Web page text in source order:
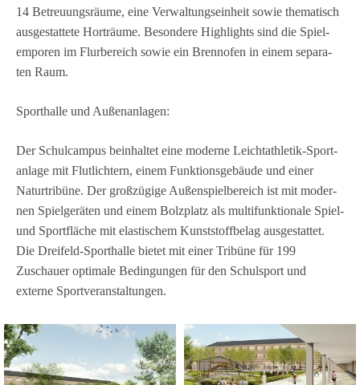
14 Betreu­ungs­räume, eine Ver­wal­tungs­ein­heit sowie the­ma­tisch
aus­ge­stat­tete Hort­räume. Beson­dere High­lights sind die Spiel­
em­po­ren im Flur­be­reich sowie ein Brenn­ofen in einem sepa­ra­
ten Raum.
Sport­halle und Außenanlagen:
Der Schul­cam­pus beinhal­tet eine moderne Leicht­ath­le­tik-Sport­
an­lage mit Flut­lich­tern, einem Funk­ti­ons­ge­bäude und einer
Natur­tri­büne. Der groß­zü­gige Außen­spiel­be­reich ist mit moder­
nen Spiel­ge­rä­ten und einem Bolz­platz als mul­ti­funk­tio­nale Spiel-
und Sport­flä­che mit elas­ti­schem Kunst­stoff­be­lag aus­ge­stat­tet.
Die Drei­feld-Sport­halle bie­tet mit einer Tri­büne für 199
Zuschauer opti­male Bedin­gun­gen für den Schul­sport und
externe Sportveranstaltungen.